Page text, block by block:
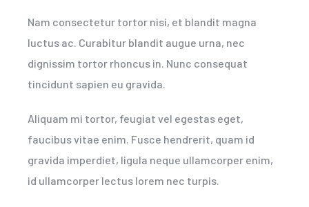
Nam consectetur tortor nisi, et blandit magna
luctus ac. Curabitur blandit augue urna, nec
dignissim tortor rhoncus in. Nunc consequat
tincidunt sapien eu gravida.
Aliquam mi tortor, feugiat vel egestas eget,
faucibus vitae enim. Fusce hendrerit, quam id
gravida imperdiet, ligula neque ullamcorper enim,
id ullamcorper lectus lorem nec turpis.